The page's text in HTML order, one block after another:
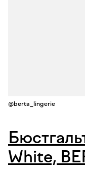
@berta_lingerie
White,